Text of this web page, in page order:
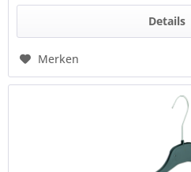
Details
Merken